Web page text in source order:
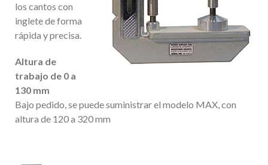
los cantos con
inglete de forma
rápida y precisa.
Altura de
trabajo de 0 a
130 mm
Bajo pedido, se puede suministrar el modelo MAX, con
altura de 120 a 320 mm